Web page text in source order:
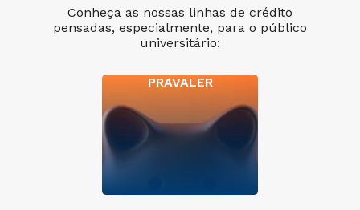
Conheça as nossas linhas de crédito
pensadas, especialmente, para o público
universitário:
PRAVALER